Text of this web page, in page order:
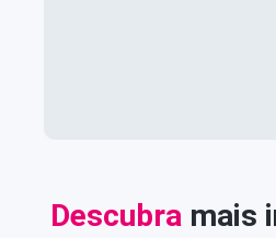
Descubramais